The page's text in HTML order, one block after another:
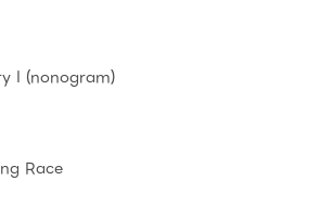
I (nonogram)
Race